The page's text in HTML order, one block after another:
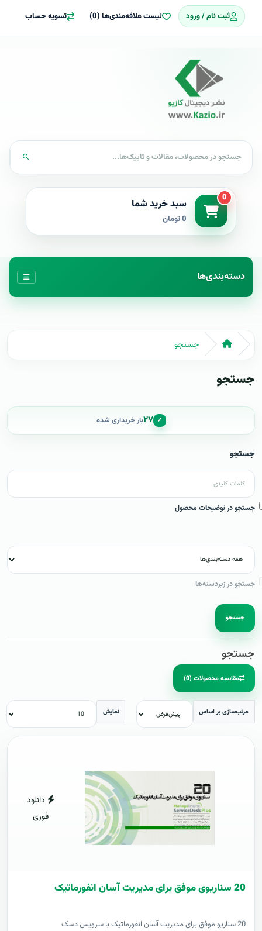
ثبت نام / ورود لیست علاقه‌مندی‌ها (0) تسویه حساب
0 سبد خرید شما
0 تومان
دسته‌بندی‌ها
جستجو
جستجو
✓ ۲۷بار خریداری شده
جستجو
جستجو در توضیحات محصول
جستجو در زیردسته‌ها
جستجو
جستجو
مقایسه محصولات (0)
مرتب‌سازی بر اساس نمایش
دانلود
فوری
20 سناریوی موفق برای مدیریت آسان انفورماتیک
20 سناریو موفق برای مدیریت آسان انفورماتیک با سرویس دسک